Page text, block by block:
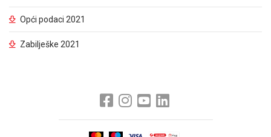
Opći podaci 2021
Zabilješke 2021